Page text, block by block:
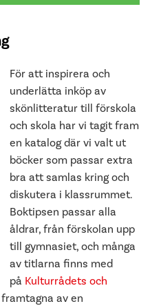
För att inspirera och
underlätta inköp av
skönlitteratur till förskola
och skola har vi tagit fram
en katalog där vi valt ut
böcker som passar extra
bra att samlas kring och
diskutera i klassrummet.
Boktipsen passar alla
åldrar, från förskolan upp
till gymnasiet, och många
av titlarna finns med
på Kulturrådets och
av en